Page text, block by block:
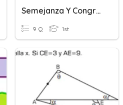
Semejanza Y Congruencia
9 Q 1st